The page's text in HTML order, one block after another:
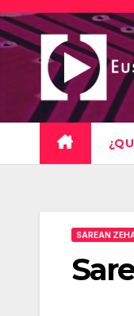
Saltar
al
contenido
SAREAN